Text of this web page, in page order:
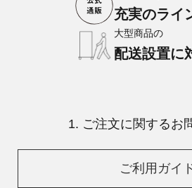
充実のライ
大型商品の
配送設置に
1. ご注文に関するお
ご利用ガイ